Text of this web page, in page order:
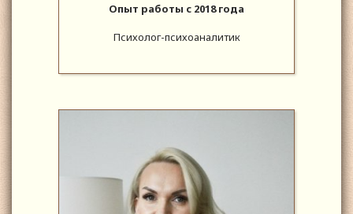
Опыт работы с 2018 года
Психолог-психоаналитик